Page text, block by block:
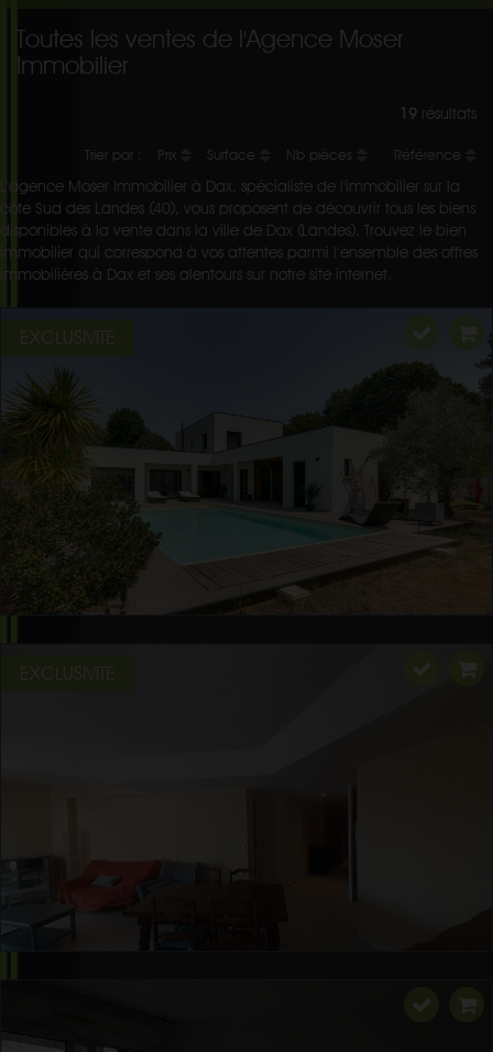
Toutes les ventes de l'Agence Moser
Immobilier
19 résultats
Trier par : Prix Surface Nb pièces Référence
L'agence Moser Immobilier à Dax, spécialiste de l'immobilier sur la
côte Sud des Landes (40), vous proposent de découvrir tous les biens
disponibles à la vente dans la ville de Dax (Landes). Trouvez le bien
immobilier qui correspond à vos attentes parmi l’ensemble des offres
immobilières à Dax et ses alentours sur notre site internet.
EXCLUSIVITE
EXCLUSIVITE